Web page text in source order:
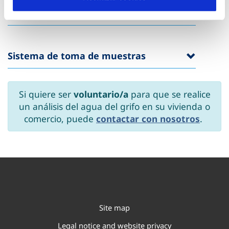
Objetivos de la campaña
Sistema de toma de muestras
Si quiere ser voluntario/apara que se realice
un análisis del agua del grifo en su vivienda o
comercio, puede contactar con nosotros.
Site map
Legal notice and website privacy